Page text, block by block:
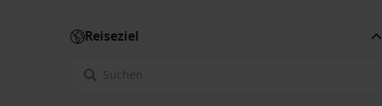
Reiseziel